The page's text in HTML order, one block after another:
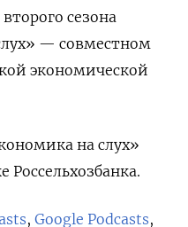
сезона
— совместном
экономической
на слух»
, Google Podcasts,